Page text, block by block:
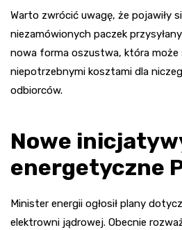
Warto zwrócić uwagę, że pojawiły
niezamówionych paczek
nowa forma oszustwa, która może
niepotrzebnymi kosztami dla
odbiorców.
Nowe
energetyczne
Minister energii ogłosił plany
elektrowni jądrowej. Obecnie